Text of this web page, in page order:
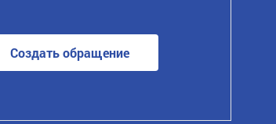
Создать обращение